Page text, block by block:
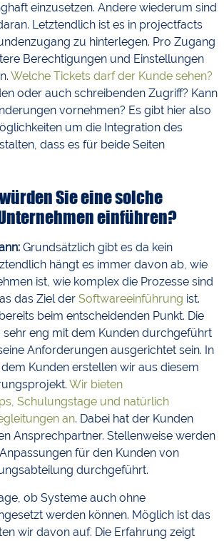
einzusetzen. Andere wiederum sind
Letztendlich ist es in projectfacts
zu hinterlegen. Pro Zugang
Berechtigungen und Einstellungen
Welche Tickets darf der Kunde sehen?
oder auch schreibenden Zugriff? Kann
vornehmen? Es gibt hier also
um die Integration des
dass es für beide Seiten
Sie eine solche
einführen?
Grundsätzlich gibt es da kein
hängt es immer davon ab, wie
ist, wie komplex die Prozesse sind
das Ziel der Softwareeinführung ist.
beim entscheidenden Punkt. Die
sehr eng mit dem Kunden durchgeführt
Anforderungen ausgerichtet sein. In
Kunden erstellen wir aus diesem
Wir bieten
Schulungstage und natürlich
an. Dabei hat der Kunden
Ansprechpartner. Stellenweise werden
für den Kunden von
durchgeführt.
ob Systeme auch ohne
werden können. Möglich ist das
wir davon auf. Die Erfahrung zeigt